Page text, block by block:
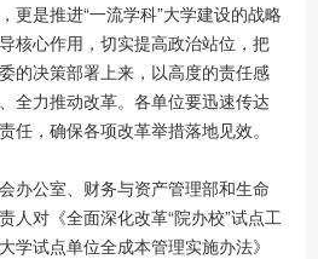
更是推进“一流学科”大学建设的战略
核心作用，切实提高政治站位，把
的决策部署上来，以高度的责任感
全力推动改革。各单位要迅速传达
任，确保各项改革举措落地见效。
办公室、财务与资产管理部和生命
人对《全面深化改革“院办校”试点工
学试点单位全成本管理实施办法》